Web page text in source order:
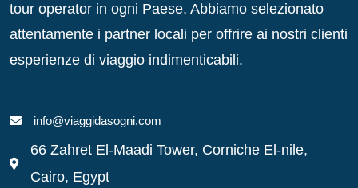
tour operator in ogni Paese. Abbiamo selezionato
attentamente i partner locali per offrire ai nostri clienti
esperienze di viaggio indimenticabili.
info@viaggidasogni.com
66 Zahret El-Maadi Tower, Corniche El-nile,
Cairo, Egypt